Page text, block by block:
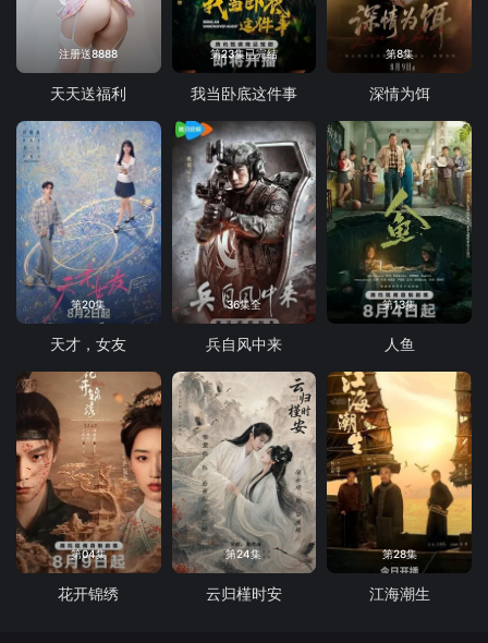
注册送8888
天天送福利
第23集已完结
我当卧底这件事
第8集
深情为饵
第20集
天才，女友
36集全
兵自风中来
第13集
人鱼
第04集
花开锦绣
第24集
云归槿时安
第28集
江海潮生